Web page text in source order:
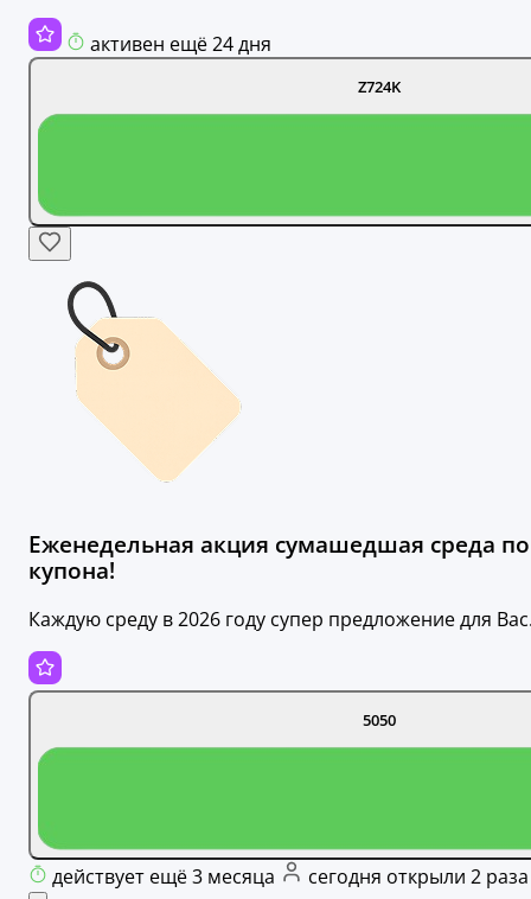
активен ещё 24 дня
Z724K
Еженедельная акция сумашедшая среда по
купона!
Каждую среду в 2026 году супер предложение для
5050
действует ещё 3 месяца сегодня открыли 2 раза